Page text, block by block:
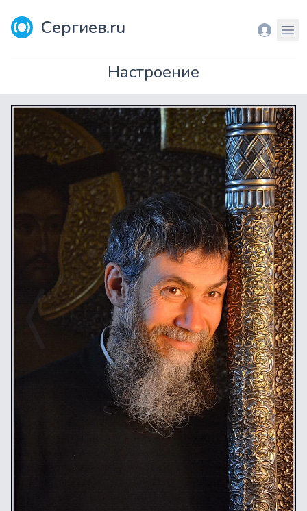
Сергиев.ru Вход
Настроение